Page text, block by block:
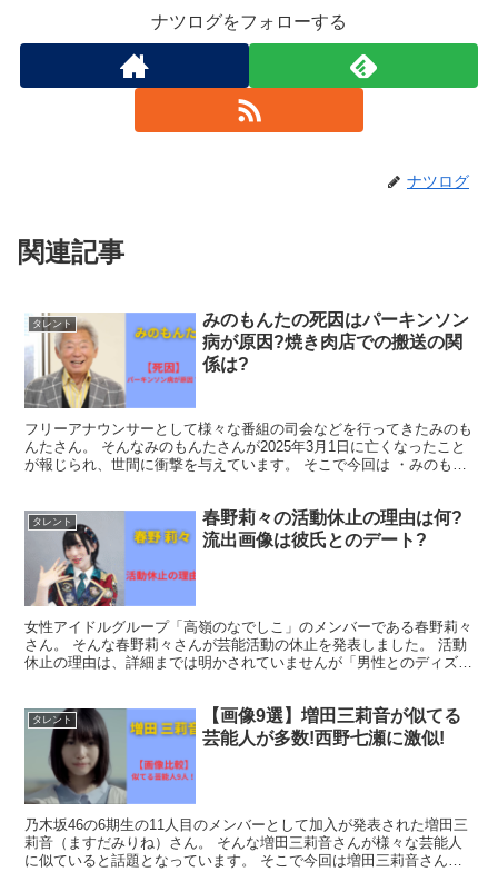
ナツログをフォローする
ナツログ
関連記事
タレント
みのもんたの死因はパーキンソン
病が原因?焼き肉店での搬送の関
係は?
フリーアナウンサーとして様々な番組の司会などを行ってきたみのも
んたさん。 そんなみのもんたさんが2025年3月1日に亡くなったこと
が報じられ、世間に衝撃を与えています。 そこで今回は ・みのもん
タレント
春野莉々の活動休止の理由は何?
流出画像は彼氏とのデート?
女性アイドルグループ「高嶺のなでしこ」のメンバーである春野莉々
さん。 そんな春野莉々さんが芸能活動の休止を発表しました。 活動
休止の理由は、詳細までは明かされていませんが「男性とのディズニ
タレント
【画像9選】増田三莉音が似てる
芸能人が多数!西野七瀬に激似!
乃木坂46の6期生の11人目のメンバーとして加入が発表された増田三
莉音（ますだみりね）さん。 そんな増田三莉音さんが様々な芸能人
に似ていると話題となっています。 そこで今回は増田三莉音さんが